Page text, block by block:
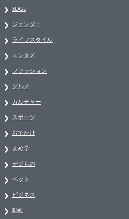
SDGs
ジェンダー
ライフスタイル
エンタメ
ファッション
グルメ
カルチャー
スポーツ
おでかけ
まめ学
デジもの
ペット
ビジネス
動画